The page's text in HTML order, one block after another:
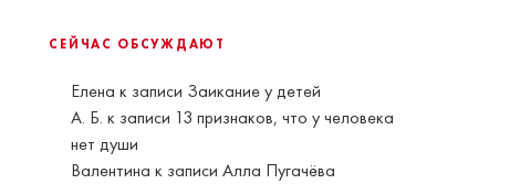
СЕЙЧАС ОБСУЖДАЮТ
Елена к записи Заикание у детей
А. Б. к записи 13 признаков, что у человека
нет души
Валентина к записиАлла Пугачёва